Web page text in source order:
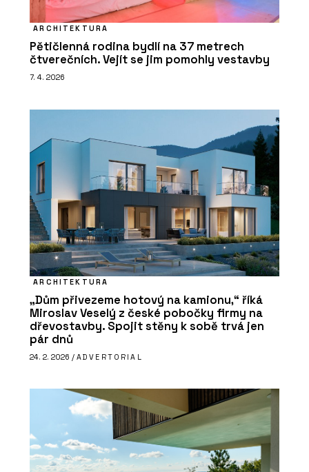
ARCHITEKTURA
Pětičlenná rodina bydlí na 37 metrech
čtverečních. Vejít se jim pomohly vestavby
7. 4. 2026
ARCHITEKTURA
„Dům přivezeme hotový na kamionu,“ říká
Miroslav Veselý z české pobočky firmy na
dřevostavby. Spojit stěny k sobě trvá jen
pár dnů
24. 2. 2026 / ADVERTORIAL